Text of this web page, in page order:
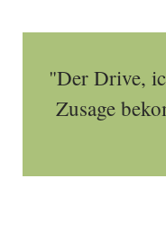
"Der Drive,
Zusage